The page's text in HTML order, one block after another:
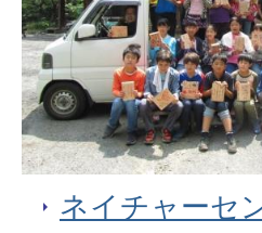
ネイチャーセ